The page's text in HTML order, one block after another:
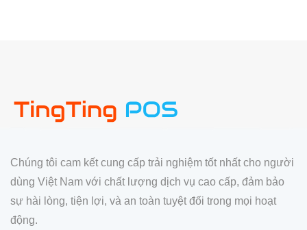
Chúng tôi cam kết cung cấp trải nghiệm tốt nhất cho người
dùng Việt Nam với chất lượng dịch vụ cao cấp, đảm bảo
sự hài lòng, tiện lợi, và an toàn tuyệt đối trong mọi hoạt
động.